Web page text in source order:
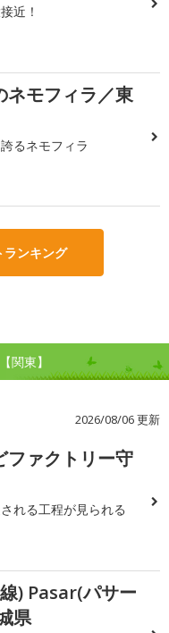
近！
ネモフィラ／東
るネモフィラ
ランキング
関東】
2026/08/06 更新
ファクトリー守
れる工程が見られる
) Pasar(パサー
県